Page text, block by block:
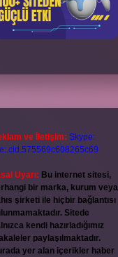
ve İletişim: Skype:
Uyarı: Bu internet sitesi,
bir marka, kurum veya
şirketi ile hiçbir bağlantısı
Sitede
kendi hazırladığımız
paylaşılmaktadır.
yer alan içerikler haber